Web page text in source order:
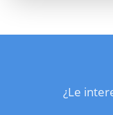
¿Le